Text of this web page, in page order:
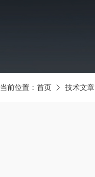
当前位置： 首页 技术文章